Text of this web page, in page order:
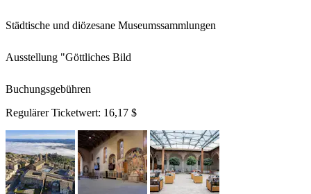
Städtische und diözesane Museumssammlungen
Ausstellung "Göttliches Bild
Buchungsgebühren
Regulärer Ticketwert: 16,17 $